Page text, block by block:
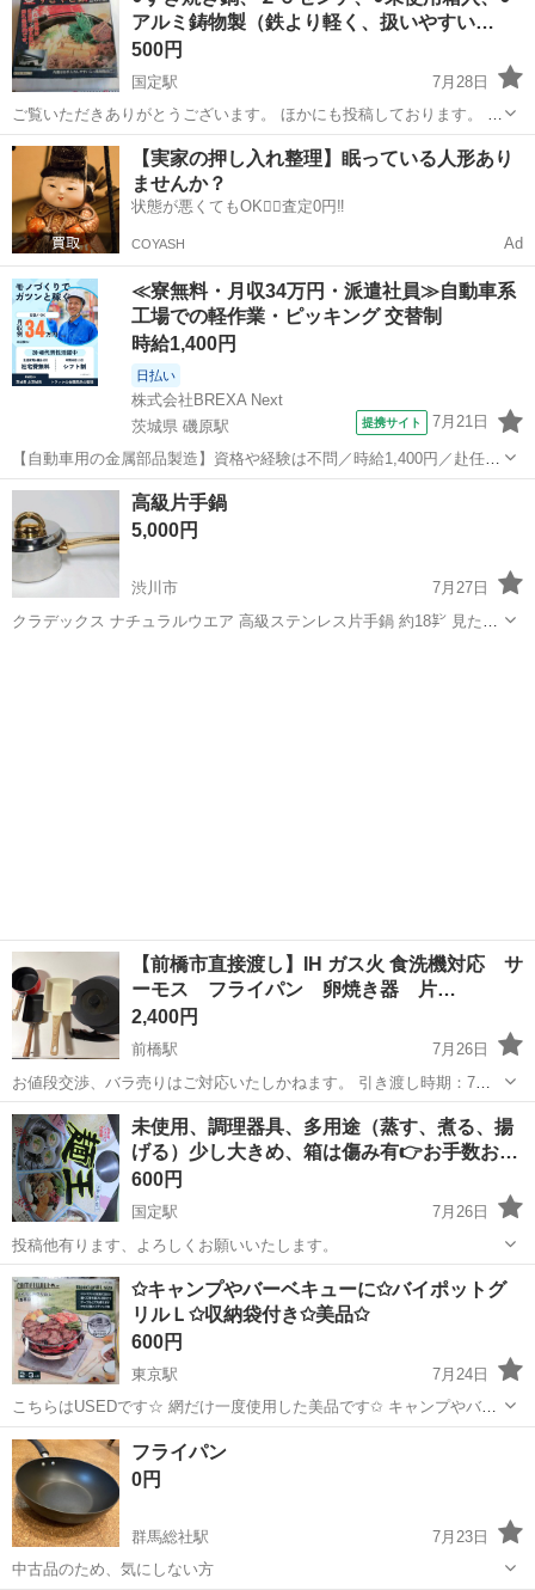
アルミ鋳物製（鉄より軽く、扱いやすい…
500円
国定駅
7月28日
ご覧いただきありがとうございます。 ほかにも投稿しております。 未
使用箱入（箱は多少傷み有） 画像参照・。 ★お問合せ前にプロフィー
ルをお読み頂きます様お願い致します。 ★定型文不可（ほぼお取引...
群馬 伊勢崎市 国定駅 調理器具 鋳物
【実家の押し入れ整理】眠っている人形あり
ませんか？
状態が悪くてもOK🙆‍♀️査定0円‼️
COYASH Ad
≪寮無料・月収34万円・派遣社員≫自動車系
工場での軽作業・ピッキング 交替制
時給1,400円
日払い
株式会社BREXA Next
茨城県 磯原駅
提携サイト 7月21日
【自動車用の金属部品製造】資格や経験は不問／時給1,400円／赴任旅
費会社負担／正社員登用のチャンスあり／食堂利用可能／マイカー通
勤OK《茨城県茨城市》 人気の工場のお仕事 ◇トラックの金属部品の
製造◇ ★トラックの金属...
茨城 北茨城市 磯原駅
高級片手鍋
5,000円
渋川市
7月27日
クラデックス ナチュラルウエア 高級ステンレス片手鍋 約18㌢ 見た目
【前橋市直接渡し】IH ガス火 食洗機対応 サ
ーモス フライパン 卵焼き器 片…
2,400円
前橋駅
7月26日
お値段交渉、バラ売りはご対応いたしかねます。 引き渡し時期：7月
下旬以降 引き渡し場所：けやきウォーク駐車場 ・サーモス 取手が取
れるフライパンセットKSA-9A R フタ 24cm 鍋用蓋 18cm フライパ
ン 20cm...
群馬 前橋市 前橋駅 調理器具
未使用、調理器具、多用途（蒸す、煮る、揚
げる）少し大きめ、箱は傷み有👉お手数お…
600円
国定駅
7月26日
投稿他有ります、よろしくお願いいたします。
群馬 伊勢崎市 国定駅 調理器具
✩キャンプやバーベキューに✩バイポットグ
リルＬ✩収納袋付き✩美品✩
600円
東京駅
7月24日
こちらはUSEDです☆ 網だけ一度使用した美品です✩ キャンプやバー
ベキューやアウトドア等に便利な調理器具『バイポットグリル』です
✩ サイズはＬとなります✩ 軽量で折りたたみができるので持ち運びが
簡単なバーベキューコ...
群馬 太田市 東京駅
フライパン
0円
群馬総社駅
7月23日
中古品のため、気にしない方